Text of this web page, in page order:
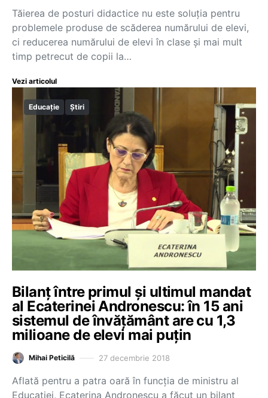
Tăierea de posturi didactice nu este soluția pentru
problemele produse de scăderea numărului de elevi,
ci reducerea numărului de elevi în clase și mai mult
timp petrecut de copii la…
Vezi articolul
Educație Știri
Bilanț între primul și ultimul mandat
al Ecaterinei Andronescu: în 15 ani
sistemul de învățământ are cu 1,3
milioane de elevi mai puțin
Mihai Peticilă 27 decembrie 2018
Aflată pentru a patra oară în funcția de ministru al
Educației, Ecaterina Andronescu a făcut un bilanț